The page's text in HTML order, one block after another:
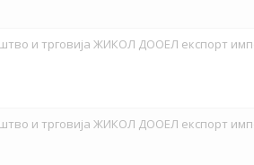
и трговија ЖИКОЛ ДООЕЛ експорт
и трговија ЖИКОЛ ДООЕЛ експорт